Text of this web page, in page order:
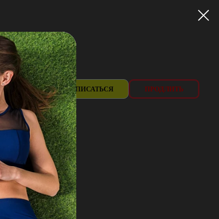
383-08-80
1А
ЗАПИСАТЬСЯ ПРОДЛИТЬ